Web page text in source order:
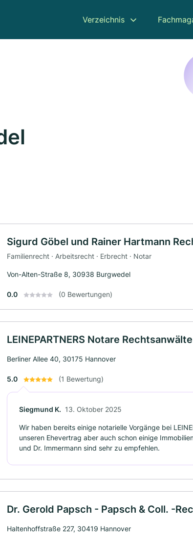
Verzeichnis
Sigurd Göbel und Rainer Hartmann
Familienrecht · Arbeitsrecht · Erbrecht · Notar
Von-Alten-Straße 8, 30938 Burgwedel
0.0 (0 Bewertungen)
LEINEPARTNERS Notare Rechtsanwälte
Berliner Allee 40, 30175 Hannover
5.0 (1 Bewertung)
Siegmund K. 13. Oktober 2025
Wir haben bereits einige notarielle Vorgänge bei
unseren Ehevertrag aber auch schon einige
und Dr. Immermann sind sehr zu empfehlen.
Dr. Gerold Papsch - Papsch & Coll. -
Haltenhoffstraße 227, 30419 Hannover